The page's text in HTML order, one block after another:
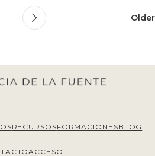
Older
RECURSOSFORMACIONESBLOG
ACCESO